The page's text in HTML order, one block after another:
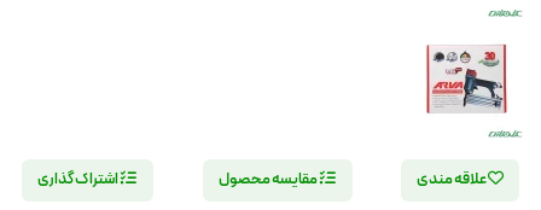
علاقه مندی مقایسه محصول اشتراک گذاری